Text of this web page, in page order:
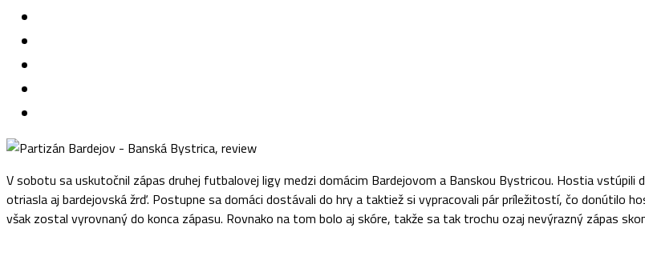
V sobotu sa uskutočnil zápas druhej futbalovej ligy medzi domácim Bardejovom a Banskou Bystricou. Hostia
otriasla aj bardejovská žrď. Postupne sa domáci dostávali do hry a taktiež si vypracovali pár príležitostí, čo donútilo
však zostal vyrovnaný do konca zápasu. Rovnako na tom bolo aj skóre, takže sa tak trochu ozaj nevýrazný zápas